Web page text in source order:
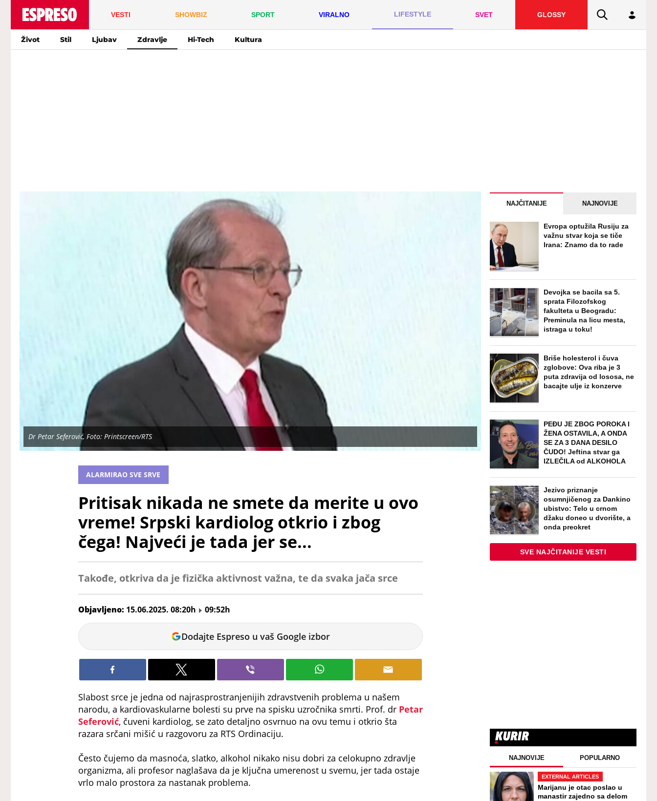
VESTI SHOWBIZ SPORT VIRALNO LIFESTYLE SVET GLOSSY
Život Stil Ljubav Zdravlje Hi-Tech Kultura
Dr Petar Seferović, Foto: Printscreen/RTS
ALARMIRAO SVE SRVE
Pritisak nikada ne smete da merite u ovo
vreme! Srpski kardiolog otkrio i zbog
čega! Najveći je tada jer se...
Takođe, otkriva da je fizička aktivnost važna, te da svaka jača srce
Objavljeno: 15.06.2025. 08:20h
09:52h
Nikolina
Jokić
Dodajte Espreso u vaš Google izbor
Slabost srce je jedna od najrasprostranjenijih zdravstvenih problema u našem
narodu, a kardiovaskularne bolesti su prve na spisku uzročnika smrti. Prof. dr Petar
Seferović, čuveni kardiolog, se zato detaljno osvrnuo na ovu temu i otkrio šta
razara srčani mišić u razgovoru za RTS Ordinaciju.
Često čujemo da masnoća, slatko, alkohol nikako nisu dobri za celokupno zdravlje
organizma, ali profesor naglašava da je ključna umerenost u svemu, jer tada ostaje
vrlo malo prostora za nastanak problema.
NAJČITANIJE NAJNOVIJE
Evropa optužila Rusiju za
važnu stvar koja se tiče
Irana: Znamo da to rade
Devojka se bacila sa 5.
sprata Filozofskog
fakulteta u Beogradu:
Preminula na licu mesta,
istraga u toku!
Briše holesterol i čuva
zglobove: Ova riba je 3
puta zdravija od lososa, ne
bacajte ulje iz konzerve
PEĐU JE ZBOG POROKA I
ŽENA OSTAVILA, A ONDA
SE ZA 3 DANA DESILO
ČUDO! Jeftina stvar ga
IZLEČILA od ALKOHOLA
Jezivo priznanje
osumnjičenog za Dankino
ubistvo: Telo u crnom
džaku doneo u dvorište, a
onda preokret
SVE NAJČITANIJE VESTI
NAJNOVIJE POPULARNO
EXTERNAL ARTICLES
Marijanu je otac poslao u
manastir zajedno sa delom